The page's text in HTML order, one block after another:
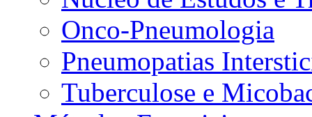
Onco-Pneumologia
Pneumopatias
Tuberculose e